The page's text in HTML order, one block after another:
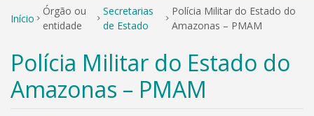
Início
Órgão ou
entidade
Secretarias
de Estado
Polícia Militar do Estado do
Amazonas – PMAM
Polícia Militar do Estado do
Amazonas – PMAM